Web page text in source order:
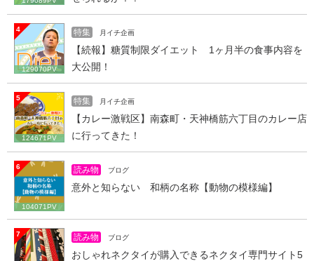
4
129070PV
特集 月イチ企画
【続報】糖質制限ダイエット 1ヶ月半の食事内容を
大公開！
5
124671PV
特集 月イチ企画
【カレー激戦区】南森町・天神橋筋六丁目のカレー店
に行ってきた！
6
104071PV
読み物 ブログ
意外と知らない 和柄の名称【動物の模様編】
7 読み物 ブログ
おしゃれネクタイが購入できるネクタイ専門サイト5